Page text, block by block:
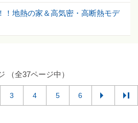
！地熱の家＆高気密・高断熱モデ
（全37ページ中）
3 4 5 6